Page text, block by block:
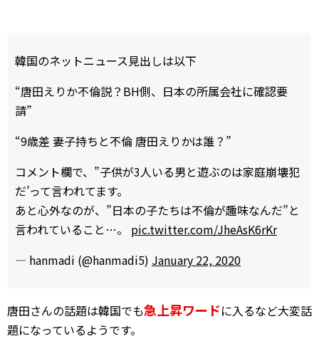
韓国のネットニュース見出しは以下
“唐田えりか不倫説？BH側、日本の所属会社に確認要
請”
“9歳差 妻子持ちと不倫 唐田えりかは誰？”
コメント欄で、”子供が3人いる男と遊ぶのは家庭崩壊犯
だ’って言われてます。
あと心外なのが、”日本の子たちは不倫が趣味なんだ”と
言われていること…。 pic.twitter.com/JheAsK6rKr
— hanmadi (@hanmadi5) January 22, 2020
唐田さんの話題は韓国でも急上昇ワードに入るなど大変話
題になっているようです。